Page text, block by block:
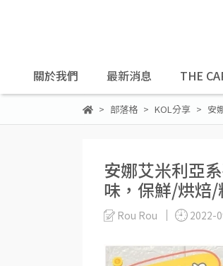
關於我們 最新消息 THE
部落格 KOL分享 安
安娜艾米利亞
味，保鮮/烘焙
Rou Rou 2022-